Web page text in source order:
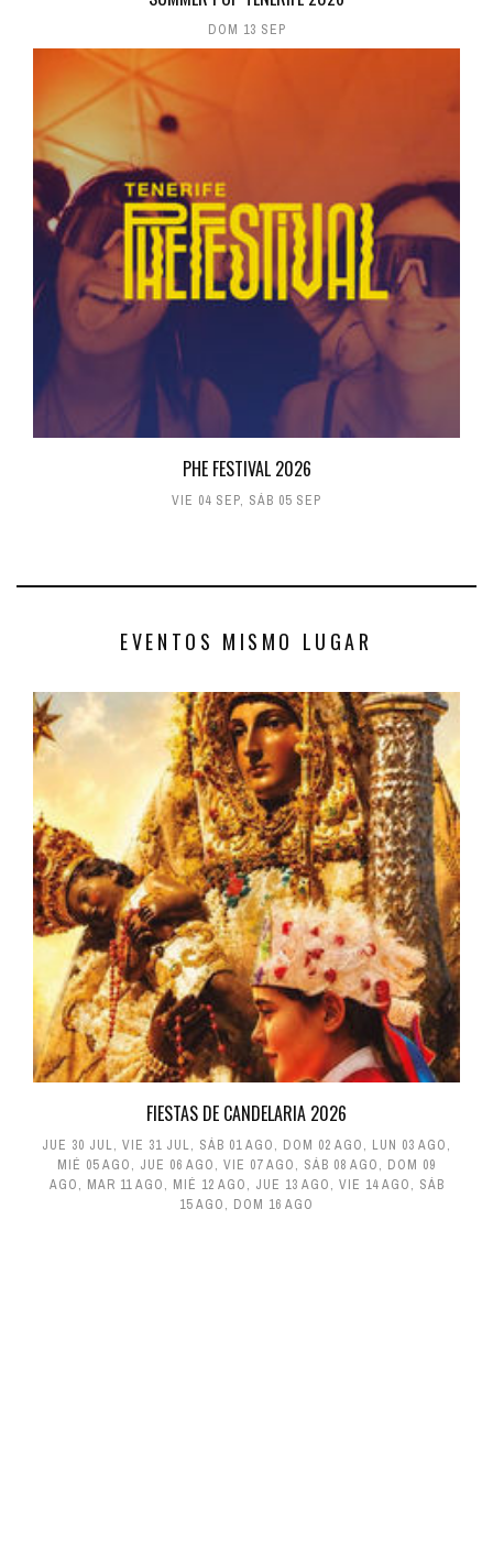
DOM 13 SEP
PHE FESTIVAL 2026
VIE 04 SEP, SÁB 05 SEP
EVENTOS MISMO LUGAR
FIESTAS DE CANDELARIA 2026
JUE 30 JUL, VIE 31 JUL, SÁB 01 AGO, DOM 02 AGO, LUN 03 AGO,
MIÉ 05 AGO, JUE 06 AGO, VIE 07 AGO, SÁB 08 AGO, DOM 09
AGO, MAR 11 AGO, MIÉ 12 AGO, JUE 13 AGO, VIE 14 AGO, SÁB
15 AGO, DOM 16 AGO